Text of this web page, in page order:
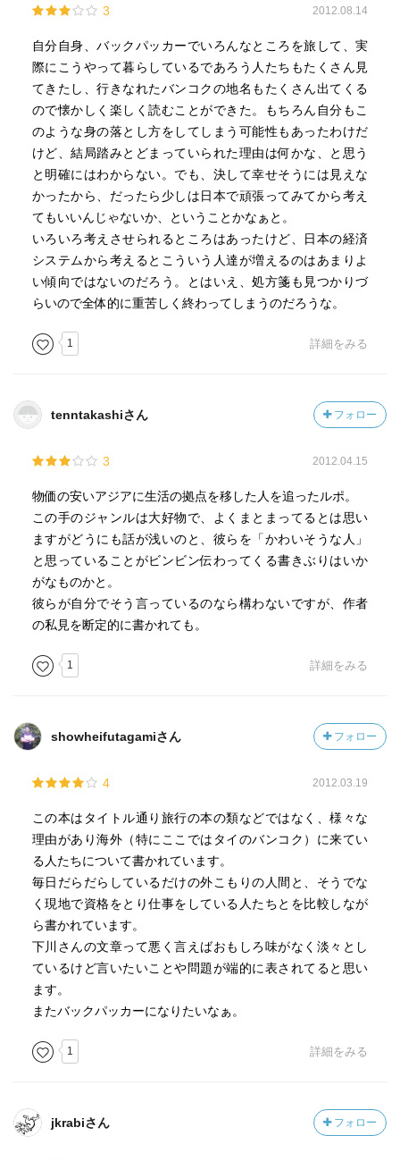
3 2012.08.14
自分自身、バックパッカーでいろんなところを旅して、実
際にこうやって暮らしているであろう人たちもたくさん見
てきたし、行きなれたバンコクの地名もたくさん出てくる
ので懐かしく楽しく読むことができた。もちろん自分もこ
のような身の落とし方をしてしまう可能性もあったわけだ
けど、結局踏みとどまっていられた理由は何かな、と思う
と明確にはわからない。でも、決して幸せそうには見えな
かったから、だったら少しは日本で頑張ってみてから考え
てもいいんじゃないか、ということかなぁと。
いろいろ考えさせられるところはあったけど、日本の経済
システムから考えるとこういう人達が増えるのはあまりよ
い傾向ではないのだろう。とはいえ、処方箋も見つかりづ
らいので全体的に重苦しく終わってしまうのだろうな。
1 詳細をみる
tenntakashiさん フォロー
3 2012.04.15
物価の安いアジアに生活の拠点を移した人を追ったルポ。
この手のジャンルは大好物で、よくまとまってるとは思い
ますがどうにも話が浅いのと、彼らを「かわいそうな人」
と思っていることがビンビン伝わってくる書きぶりはいか
がなものかと。
彼らが自分でそう言っているのなら構わないですが、作者
の私見を断定的に書かれても。
1 詳細をみる
showheifutagamiさん フォロー
4 2012.03.19
この本はタイトル通り旅行の本の類などではなく、様々な
理由があり海外（特にここではタイのバンコク）に来てい
る人たちについて書かれています。
毎日だらだらしているだけの外こもりの人間と、そうでな
く現地で資格をとり仕事をしている人たちとを比較しなが
ら書かれています。
下川さんの文章って悪く言えばおもしろ味がなく淡々とし
ているけど言いたいことや問題が端的に表されてると思い
ます。
またバックパッカーになりたいなぁ。
1 詳細をみる
jkrabiさん フォロー